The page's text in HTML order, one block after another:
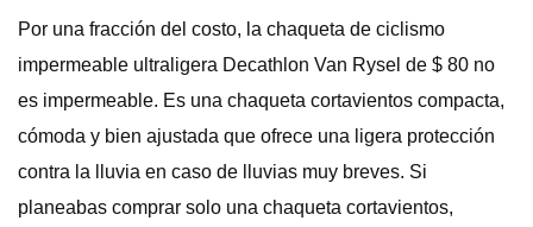
Por una fracción del costo, la chaqueta de ciclismo
impermeable ultraligera Decathlon Van Rysel de $ 80 no
es impermeable. Es una chaqueta cortavientos compacta,
cómoda y bien ajustada que ofrece una ligera protección
contra la lluvia en caso de lluvias muy breves. Si
planeabas comprar solo una chaqueta cortavientos,